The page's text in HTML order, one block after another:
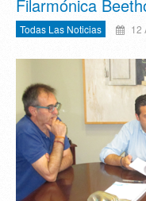
Filarmónica
Todas Las Noticias 12